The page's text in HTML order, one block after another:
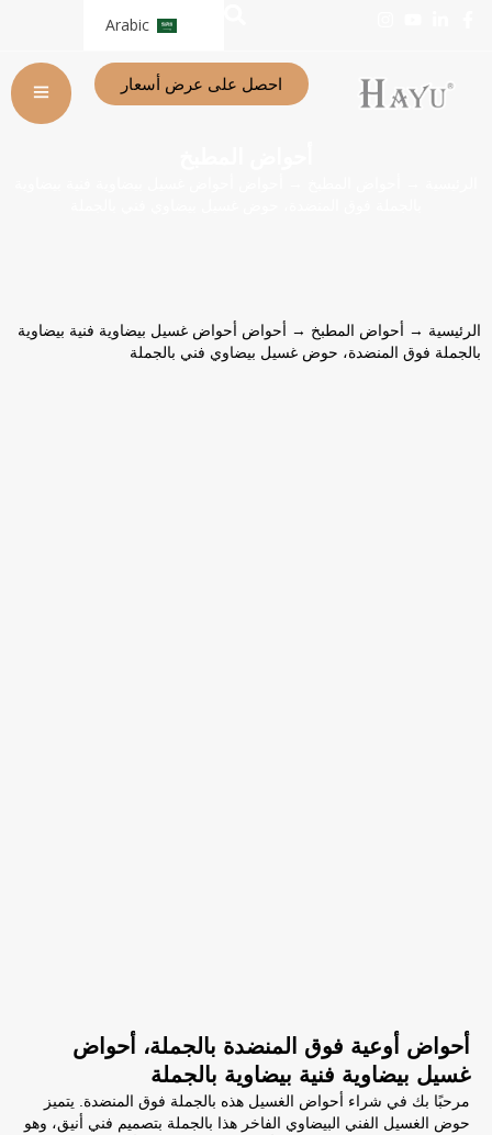
Arabic
احصل على عرض أسعار
الرئيسية → أحواض المطبخ → أحواض أحواض غسيل بيضاوية فنية بيضاوية
بالجملة فوق المنضدة، حوض غسيل بيضاوي فني بالجملة
أحواض أوعية فوق المنضدة بالجملة، أحواض
غسيل بيضاوية فنية بيضاوية بالجملة
مرحبًا بك في شراء أحواض الغسيل هذه بالجملة فوق المنضدة. يتميز
حوض الغسيل الفني البيضاوي الفاخر هذا بالجملة بتصميم فني أنيق، وهو